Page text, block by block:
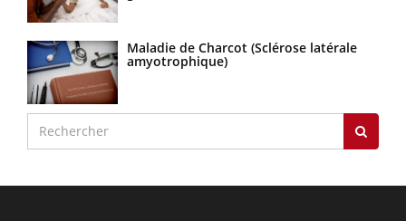
Maladie de Charcot (Sclérose latérale
amyotrophique)